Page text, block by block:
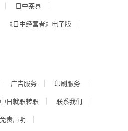
日中茶界
《日中经营者》电子版
广告服务
印刷服务
中日就职转职
联系我们
责声明